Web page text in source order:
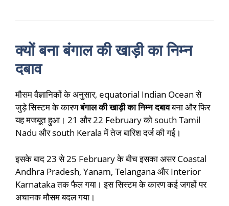
क्यों बना बंगाल की खाड़ी का निम्न
दबाव
मौसम वैज्ञानिकों के अनुसार, equatorial Indian Ocean से
जुड़े सिस्टम के कारणबंगाल की खाड़ी का निम्न दबावबना और फिर
यह मजबूत हुआ। 21 और 22 February को south Tamil
Nadu और south Kerala में तेज बारिश दर्ज की गई।
इसके बाद 23 से 25 February के बीच इसका असर Coastal
Andhra Pradesh, Yanam, Telangana और Interior
Karnataka तक फैल गया। इस सिस्टम के कारण कई जगहों पर
अचानक मौसम बदल गया।